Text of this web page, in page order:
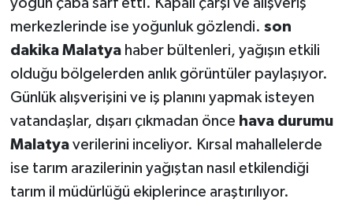
merkezlerinde ise yoğunluk gözlendi. son
dakika Malatyahaber bültenleri, yağışın etkili
olduğu bölgelerden anlık görüntüler paylaşıyor.
Günlük alışverişini ve iş planını yapmak isteyen
vatandaşlar, dışarı çıkmadan önce hava durumu
Malatyaverilerini inceliyor. Kırsal mahallelerde
ise tarım arazilerinin yağıştan nasıl etkilendiği
tarım il müdürlüğü ekiplerince araştırılıyor.